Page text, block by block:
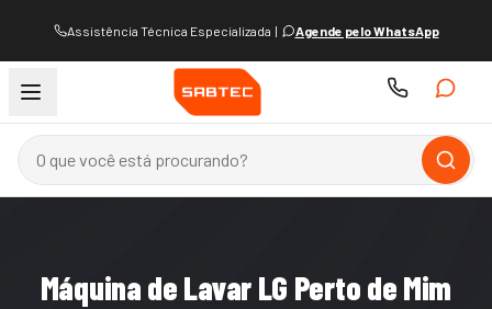
Assistência Técnica Especializada | Agende pelo WhatsApp
Máquina de Lavar LG Perto de Mim